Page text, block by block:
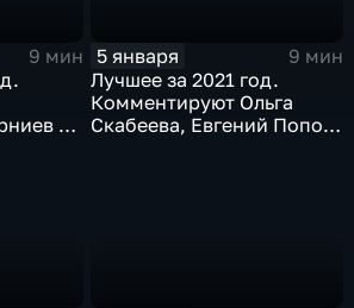
9 мин
и
5 января
9 мин
Лучшее за 2021 год.
Комментируют Ольга
Скабеева, Евгений Попов